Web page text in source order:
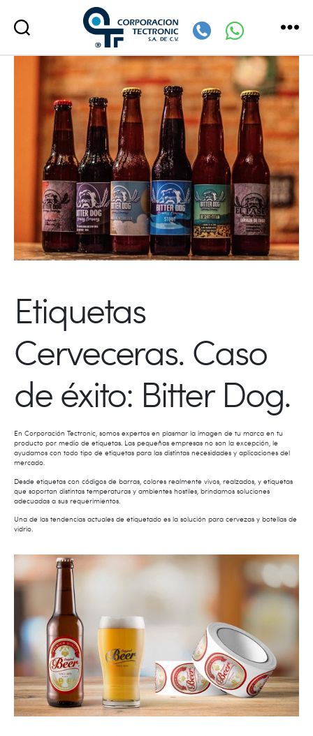
Tectronic
Etiquetas
Cerveceras. Caso
de éxito: Bitter Dog.
En Corporación Tectronic, somos expertos en plasmar la imagen de tu marca en tu
producto por medio de etiquetas. Las pequeñas empresas no son la excepción, le
ayudamos con todo tipo de etiquetas para las distintas necesidades y aplicaciones del
mercado.
Desde etiquetas con códigos de barras, colores realmente vivos, realzados, y etiquetas
que soportan distintas temperaturas y ambientes hostiles, brindamos soluciones
adecuadas a sus requerimientos.
Una de las tendencias actuales de etiquetado es la solución para cervezas y botellas de
vidrio.